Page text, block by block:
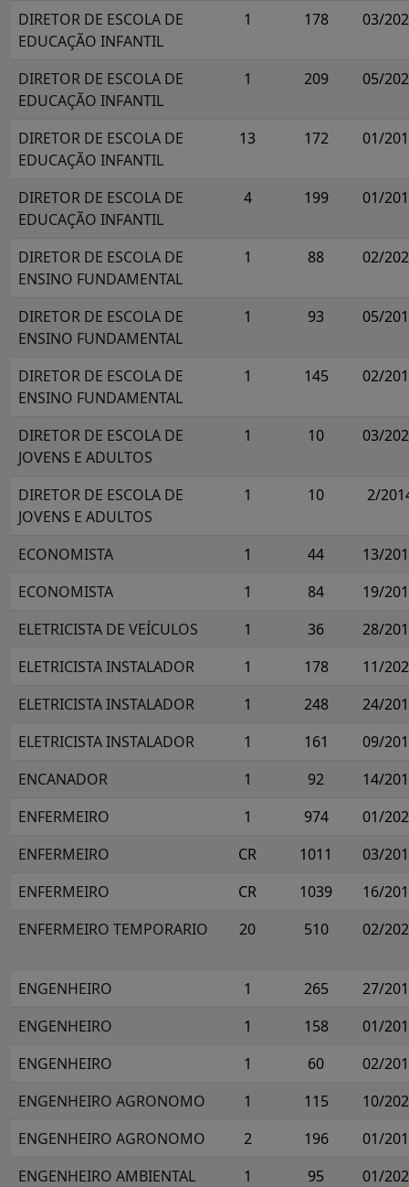
DIRETOR DE ESCOLA DE
EDUCAÇÃO INFANTIL
1 178 03/
DIRETOR DE ESCOLA DE
EDUCAÇÃO INFANTIL
1 209 05/
DIRETOR DE ESCOLA DE
EDUCAÇÃO INFANTIL
13 172 01/
DIRETOR DE ESCOLA DE
EDUCAÇÃO INFANTIL
4 199 01/
DIRETOR DE ESCOLA DE
ENSINO FUNDAMENTAL
1 88 02/
DIRETOR DE ESCOLA DE
ENSINO FUNDAMENTAL
1 93 05/
DIRETOR DE ESCOLA DE
ENSINO FUNDAMENTAL
1 145 02/
DIRETOR DE ESCOLA DE
JOVENS E ADULTOS
1 10 03/
DIRETOR DE ESCOLA DE
JOVENS E ADULTOS
1 10 2/
ECONOMISTA 1 44
13/
ECONOMISTA
1 84
19/
ELETRICISTA DE VEÍCULOS
1 36
28/
ELETRICISTA INSTALADOR
1 178
11/
ELETRICISTA INSTALADOR
1 248
24/
ELETRICISTA INSTALADOR
1 161
09/
ENCANADOR
1 92
14/
ENFERMEIRO
1 974
01/
ENFERMEIRO
CR 1011
03/
ENFERMEIRO
CR 1039
16/
ENFERMEIRO TEMPORARIO
20 510 02/
ENGENHEIRO 1 265
27/
ENGENHEIRO
1 158
01/
ENGENHEIRO
1 60
02/
ENGENHEIRO AGRONOMO
1 115
10/
ENGENHEIRO AGRONOMO
2 196
01/
ENGENHEIRO AMBIENTAL
1 95
01/